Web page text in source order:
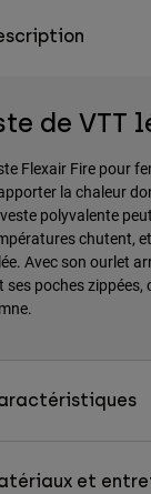
de VTT
Flexair Fire pour
la chaleur
polyvalente
chutent,
Avec son ourlet
ses poches
et